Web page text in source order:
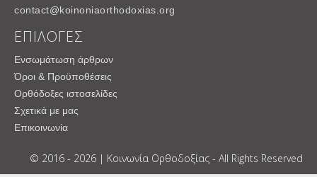
contact@koinoniaorthodoxias.org
ΕΠΙΛΟΓΕΣ
Ενσωμάτωση άρθρων
Όροι & Προϋποθέσεις
Ορθόδοξες ιστοσελίδες
Σχετικά με μας
Επικοινωνία
© 2016 - 2026 | Κοινωνία Ορθοδοξίας - All Rights Reserved